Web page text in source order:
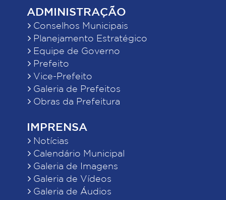
ADMINISTRAÇÃO
Conselhos Municipais
Planejamento Estratégico
Equipe de Governo
Prefeito
Vice-Prefeito
Galeria de Prefeitos
Obras da Prefeitura
IMPRENSA
Notícias
Calendário Municipal
Galeria de Imagens
Galeria de Vídeos
Galeria de Áudios